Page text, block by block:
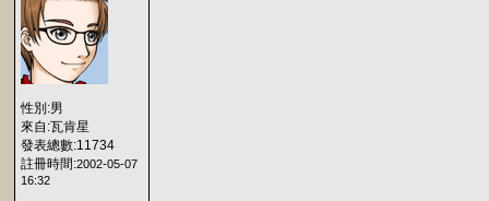
性別:男
來自:瓦肯星
發表總數:11734
註冊時間:2002-05-07
16:32